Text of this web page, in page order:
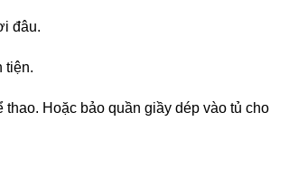
đâu.
tiện.
Hoặc bảo quần giầy dép vào tủ cho